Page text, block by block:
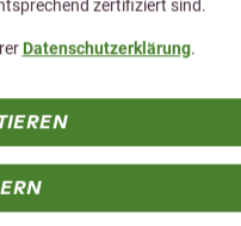
zertifiziert sind.
Datenschutzerklärung.